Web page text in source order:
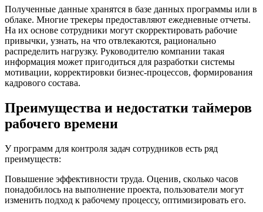
Полученные данные хранятся в базе данных программы или в
облаке. Многие трекеры предоставляют ежедневные отчеты.
На их основе сотрудники могут скорректировать рабочие
привычки, узнать, на что отвлекаются, рационально
распределить нагрузку. Руководителю компании такая
информация может пригодиться для разработки системы
мотивации, корректировки бизнес-процессов, формирования
кадрового состава.
Преимущества и недостатки таймеров
рабочего времени
У программ для контроля задач сотрудников есть ряд
преимуществ:
Повышение эффективности труда. Оценив, сколько часов
понадобилось на выполнение проекта, пользователи могут
изменить подход к рабочему процессу, оптимизировать его.